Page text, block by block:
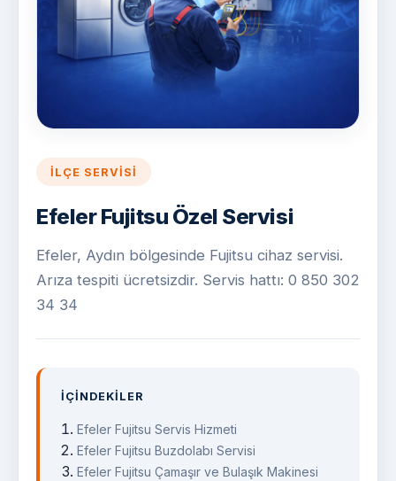
İLÇE SERVISI
Efeler Fujitsu Özel Servisi
Efeler, Aydın bölgesinde Fujitsu cihaz servisi.
Arıza tespiti ücretsizdir. Servis hattı: 0 850 302
34 34
İÇINDEKILER
Efeler Fujitsu Servis Hizmeti
Efeler Fujitsu Buzdolabı Servisi
Efeler Fujitsu Çamaşır ve Bulaşık Makinesi